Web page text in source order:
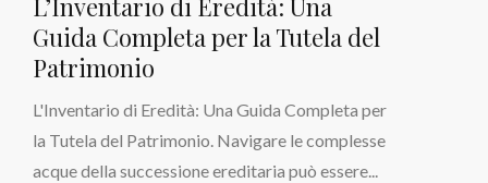
L’Inventario di Eredità: Una
Guida Completa per la Tutela del
Patrimonio
L'Inventario di Eredità: Una Guida Completa per
la Tutela del Patrimonio. Navigare le complesse
acque della successione ereditaria può essere...